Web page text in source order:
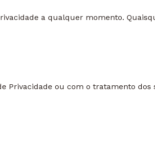
a qualquer momento.
Privacidade ou com o tratamento dos